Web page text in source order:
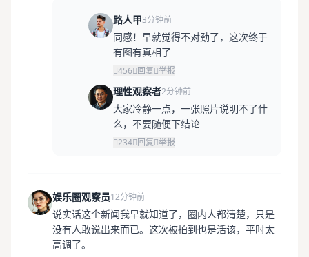
路人甲3分钟前
同感！早就觉得不对劲了，这次终于
有图有真相了
456 回复 举报
理性观察者2分钟前
大家冷静一点，一张照片说明不了什
么，不要随便下结论
234 回复 举报
娱乐圈观察员12分钟前
说实话这个新闻我早就知道了，圈内人都清楚，只是
没有人敢说出来而已。这次被拍到也是活该，平时太
高调了。